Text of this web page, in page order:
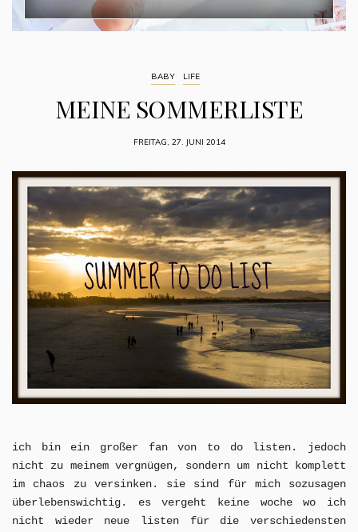
BABY LIFE
MEINE SOMMERLISTE
FREITAG, 27. JUNI 2014
ich bin ein großer fan von to do listen. jedoch
nicht zu meinem vergnügen, sondern um nicht komplett
im chaos zu versinken. sie sind für mich sozusagen
überlebenswichtig. es vergeht keine woche wo ich
nicht wieder neue listen für die verschiedensten